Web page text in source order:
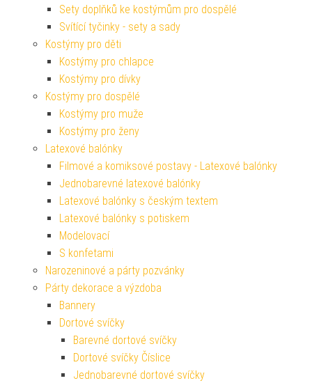
Sety doplňků ke kostýmům pro dospělé
Svítící tyčinky - sety a sady
Kostýmy pro děti
Kostýmy pro chlapce
Kostýmy pro dívky
Kostýmy pro dospělé
Kostýmy pro muže
Kostýmy pro ženy
Latexové balónky
Filmové a komiksové postavy - Latexové balónky
Jednobarevné latexové balónky
Latexové balónky s českým textem
Latexové balónky s potiskem
Modelovací
S konfetami
Narozeninové a párty pozvánky
Párty dekorace a výzdoba
Bannery
Dortové svíčky
Barevné dortové svíčky
Dortové svíčky Číslice
Jednobarevné dortové svíčky